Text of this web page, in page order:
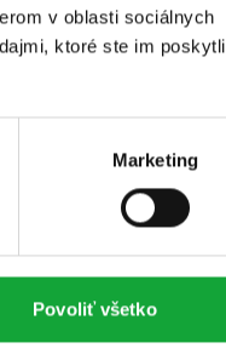
v oblasti sociálnych
ktoré ste im poskytli
Marketing
Povoliť všetko